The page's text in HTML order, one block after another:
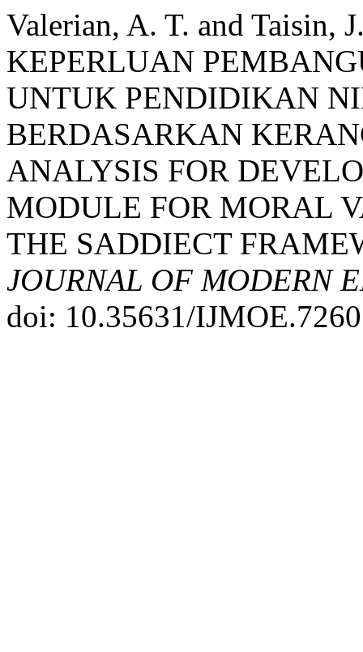
Valerian, A. T. and Taisin,
KEPERLUAN
UNTUK PENDIDIKAN
BERDASARKAN
ANALYSIS FOR
MODULE FOR MORAL
THE SADDIECT
JOURNAL OF MODERN
doi: 10.35631/